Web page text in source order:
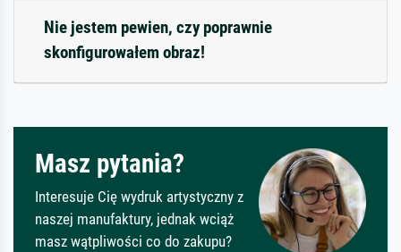
Nie jestem pewien, czy poprawnie
skonfigurowałem obraz!
Masz pytania?
Interesuje Cię wydruk artystyczny z
naszej manufaktury, jednak wciąż
masz wątpliwości co do zakupu?